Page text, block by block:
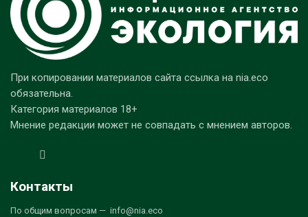
При копировании материалов сайта ссылка на nia.eco
обязательна.
Категория материалов 18+
Мнение редакции может не совпадать с мнением авторов.
Контакты
По общим вопросам — info@nia.eco